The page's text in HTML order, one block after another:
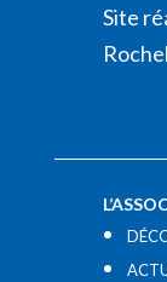
Site